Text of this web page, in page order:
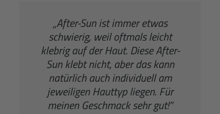
„After-Sun ist immer etwas
schwierig, weil oftmals leicht
klebrig auf der Haut. Diese After-
Sun klebt nicht, aber das kann
natürlich auch individuell am
jeweiligen Hauttyp liegen. Für
meinen Geschmack sehr gut!”